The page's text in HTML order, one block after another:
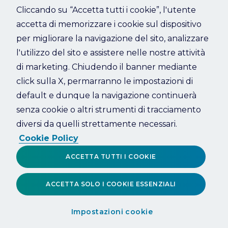
Refresh
Cliccando su “Accetta tutti i cookie”, l'utente
accetta di memorizzare i cookie sul dispositivo
per migliorare la navigazione del sito, analizzare
l'utilizzo del sito e assistere nelle nostre attività
di marketing. Chiudendo il banner mediante
click sulla X, permarranno le impostazioni di
default e dunque la navigazione continuerà
senza cookie o altri strumenti di tracciamento
diversi da quelli strettamente necessari.
Cookie Policy
Impostazioni cookie
ACCETTA SOLO I COOKIE ESSENZIALI
ACCETTA TUTTI I COOKIE